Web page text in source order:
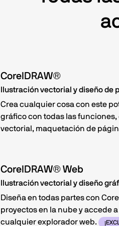
CorelDRAW®
Ilustración vectorial y diseño de
Crea cualquier cosa con este
gráfico con todas las
vectorial, maquetación de
CorelDRAW® Web
Ilustración vectorial y diseño
Diseña en todas partes con
proyectos en la nube y accede
cualquier explorador web.